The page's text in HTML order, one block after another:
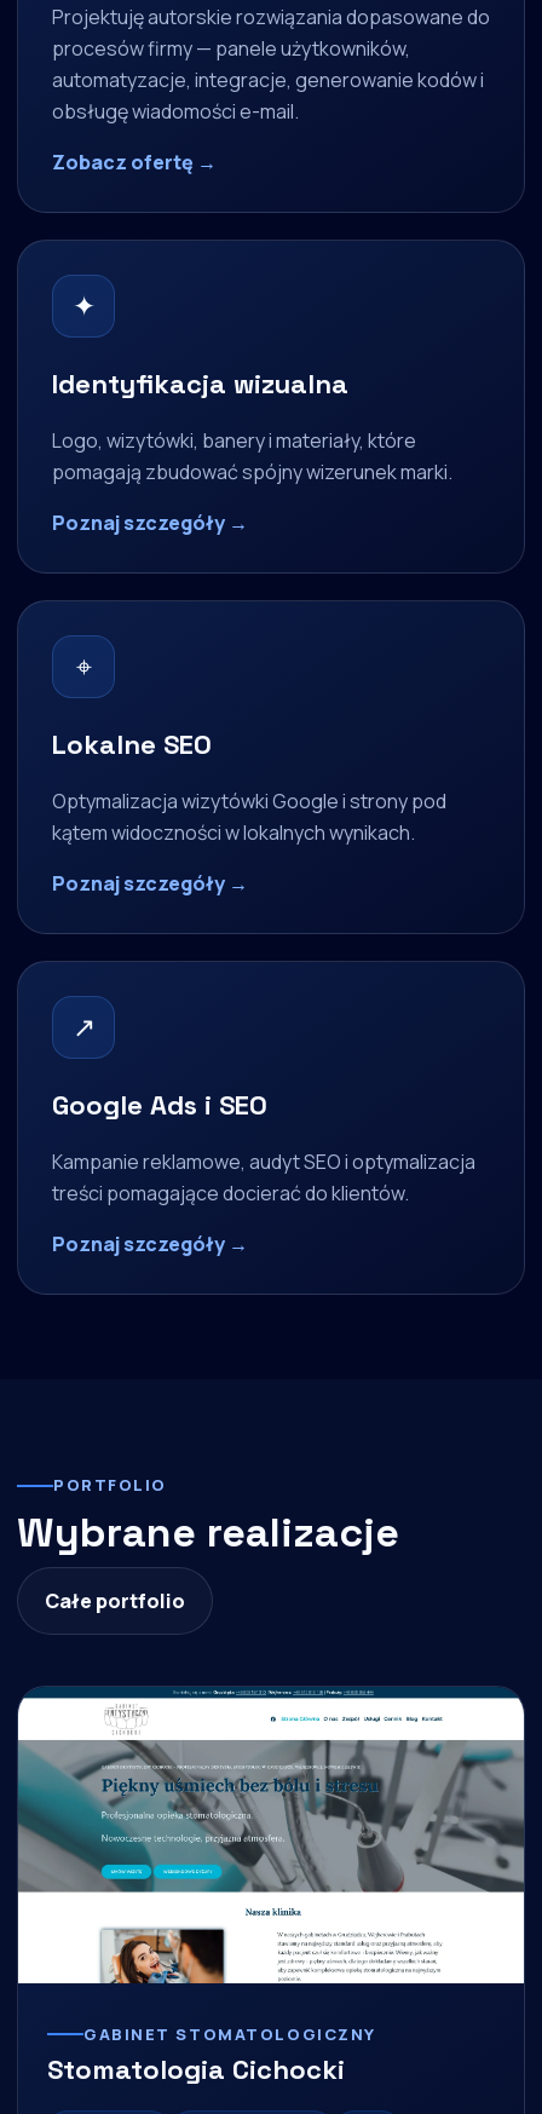
Projektuję autorskie rozwiązania dopasowane do
procesów firmy — panele użytkowników,
automatyzacje, integracje, generowanie kodów i
obsługę wiadomości e-mail.
Zobacz ofertę →
✦
Identyfikacja wizualna
Logo, wizytówki, banery i materiały, które
pomagają zbudować spójny wizerunek marki.
Poznaj szczegóły →
⌖
Lokalne SEO
Optymalizacja wizytówki Google i strony pod
kątem widoczności w lokalnych wynikach.
Poznaj szczegóły →
↗
Google Ads i SEO
Kampanie reklamowe, audyt SEO i optymalizacja
treści pomagające docierać do klientów.
Poznaj szczegóły →
PORTFOLIO
Wybrane realizacje
Całe portfolio
GABINET STOMATOLOGICZNY
Stomatologia Cichocki